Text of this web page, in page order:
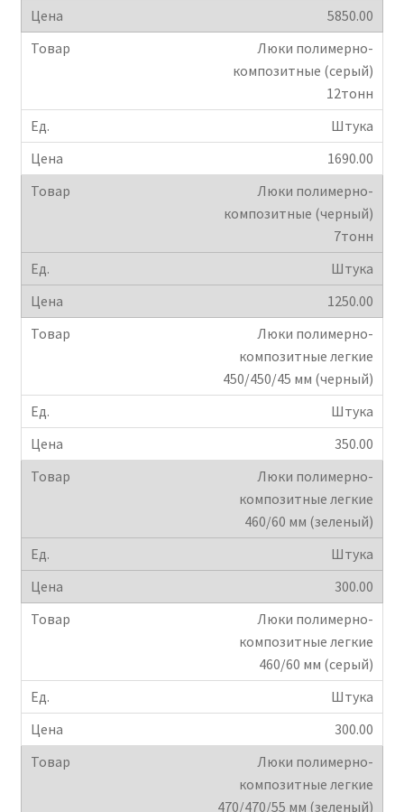
Крепеж
Спецодежда и СИЗ
Хозтовары
5850.00
Люки полимерно-
композитные (серый)
12тонн
Штука
1690.00
Люки полимерно-
композитные (черный)
7тонн
Штука
1250.00
Люки полимерно-
композитные легкие
450/450/45 мм (черный)
Штука
350.00
Люки полимерно-
композитные легкие
460/60 мм (зеленый)
Штука
300.00
Люки полимерно-
композитные легкие
460/60 мм (серый)
Штука
300.00
Люки полимерно-
композитные легкие
470/470/55 мм (зеленый)